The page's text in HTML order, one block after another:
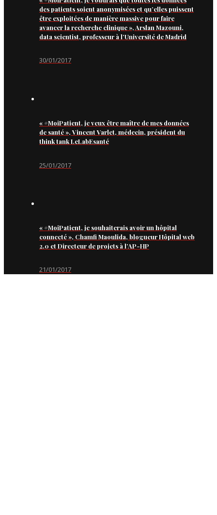
des patients soient anonymisées et qu’elles puissent
être exploitées de manière massive pour faire
avancer la recherche clinique », Arslan Mazouni,
data scientist, professeur à l’Université de Madrid
30/01/2017
« #MoiPatient, je veux être maître de mes données
de santé », Vincent Varlet, médecin, président du
think tank LeLabEsanté
25/01/2017
« #MoiPatient, je souhaiterais avoir un hôpital
connecté », Chamfi Maoulida, blogueur Hôpital web
2.0 et Directeur de projets à l’AP-HP
21/01/2017